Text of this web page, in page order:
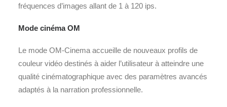
fréquences d’images allant de 1 à 120 ips.
Mode cinéma OM
Le mode OM-Cinema accueille de nouveaux profils de
couleur vidéo destinés à aider l’utilisateur à atteindre une
qualité cinématographique avec des paramètres avancés
adaptés à la narration professionnelle.